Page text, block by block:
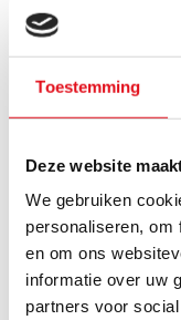
Toestemming
Deze website
We gebruiken
personaliseren, om
en om ons
informatie over uw
partners voor
bij geleverd?
Wat heb ik
installatie
maken?
Haakse of
ik nodig?
Kan ik mijn
aansluiten op
Radiator-